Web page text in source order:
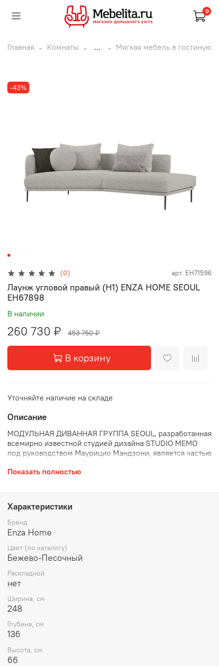
0
Главная Комнаты ... Мягкая мебель в гостиную
-43%
(0) арт. EH71596
Лаунж угловой правый (H1) ENZA HOME SEOUL
EH67898
В наличии
260 730 ₽ 453 750 ₽
В корзину
Уточняйте наличие на складе
Описание
МОДУЛЬНАЯ ДИВАННАЯ ГРУППА SEOUL, разработанная
всемирно известной студией дизайна STUDIO MEMO
под руководством Маурицио Мандзони, является частью
себе высокий комфорт и современный дизайн,
функциональных модулей.
Показать полностью
Характеристики
Бренд
Enza Home
Цвет (по каталогу)
Бежево-Песочный
Раскладной
нет
Ширина, см
248
Глубина, см
136
Высота, см
66